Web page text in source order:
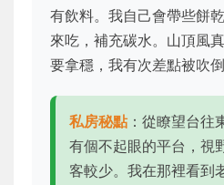
有飲料。我自己會帶些餅
來吃，補充碳水。山頂風
要拿穩，我有次差點被吹倒
私房秘點 ：從瞭望台往
有個不起眼的平台，視
客較少。我在那裡看到